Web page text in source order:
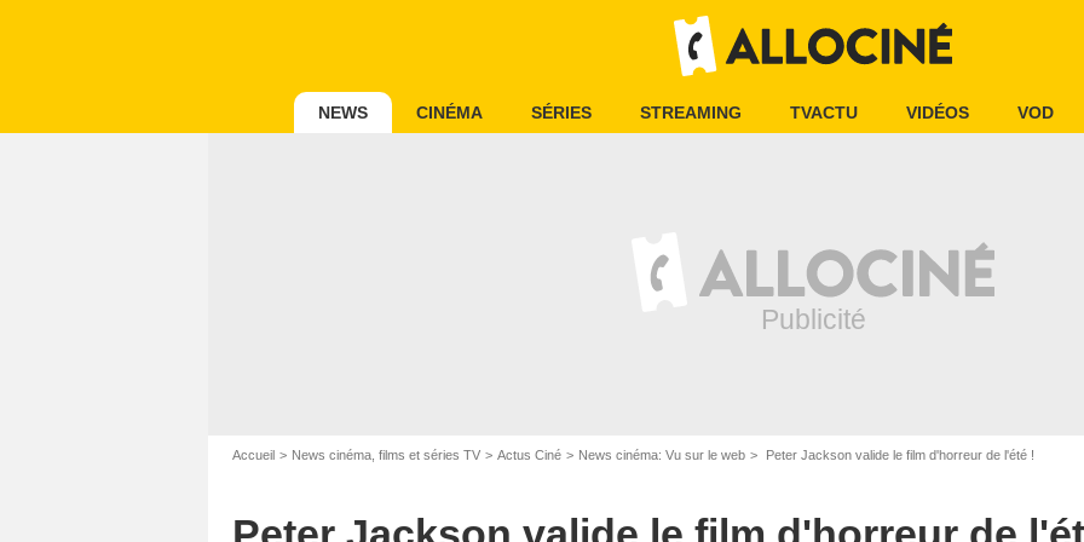
NEWS CINÉMA SÉRIES STREAMING TVACTU VIDÉOS VOD
Accueil News cinéma, films et séries TV Actus Ciné News cinéma: Vu sur le web Peter Jackson valide le film d'horreur de l'été !